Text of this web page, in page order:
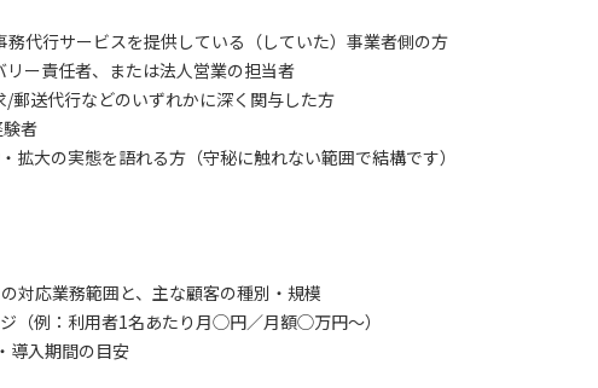
代行サービスを提供している（していた）事業者側の方
ー責任者、または法人営業の担当者
郵送代行などのいずれかに深く関与した方
者
拡大の実態を語れる方（守秘に触れない範囲で結構です）
対応業務範囲と、主な顧客の種別・規模
（例：利用者1名あたり月◯円／月額◯万円〜）
導入期間の目安